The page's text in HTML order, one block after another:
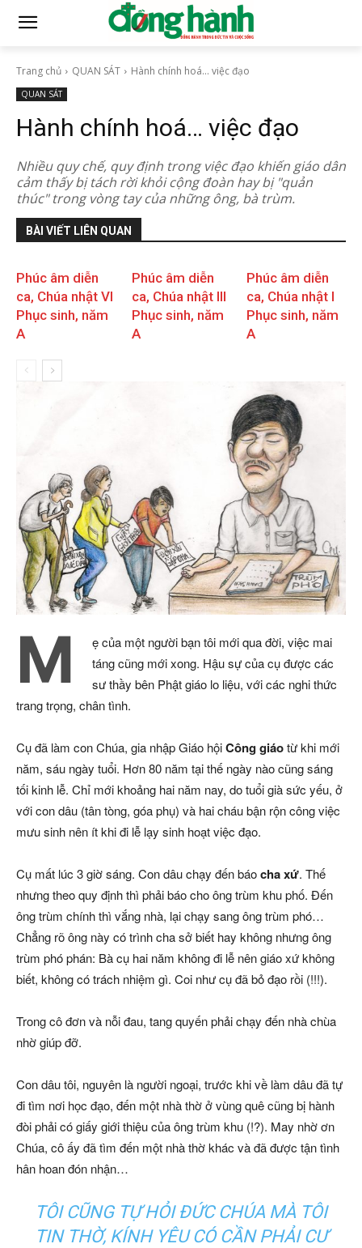
Trang chủ QUAN SÁT Hành chính hoá... việc đạo
QUAN SÁT
Hành chính hoá… việc đạo
Nhiều quy chế, quy định trong việc đạo khiến giáo dân
cảm thấy bị tách rời khỏi cộng đoàn hay bị "quản
thúc" trong vòng tay của những ông, bà trùm.
BÀI VIẾT LIÊN QUAN
Phúc âm diễn
ca, Chúa nhật VI
Phục sinh, năm
A
Phúc âm diễn
ca, Chúa nhật III
Phục sinh, năm
A
Phúc âm diễn
ca, Chúa nhật I
Phục sinh, năm
A
M
ẹ của một người bạn tôi mới qua đời, việc mai
táng cũng mới xong. Hậu sự của cụ được các
sư thầy bên Phật giáo lo liệu, với các nghi thức
trang trọng, chân tình.
Cụ đã làm con Chúa, gia nhập Giáo hộiCông giáotừ khi mới
năm, sáu ngày tuổi. Hơn 80 năm tại thế ngày nào cũng sáng
tối kinh lễ. Chỉ mới khoảng hai năm nay, do tuổi già sức yếu, ở
với con dâu (tân tòng, góa phụ) và hai cháu bận rộn công việc
mưu sinh nên ít khi đi lễ lạy sinh hoạt việc đạo.
Cụ mất lúc 3 giờ sáng. Con dâu chạy đến báocha xứ. Thế
nhưng theo quy định thì phải báo cho ông trùm khu phố. Đến
ông trùm chính thì vắng nhà, lại chạy sang ông trùm phó…
Chẳng rõ ông này có trình cha sở biết hay không nhưng ông
trùm phó phán: Bà cụ hai năm không đi lễ nên giáo xứ không
biết, không có trách nhiệm gì. Coi như cụ đã bỏ đạo rồi (!!!).
Trong cô đơn và nỗi đau, tang quyến phải chạy đến nhà chùa
nhờ giúp đỡ.
Con dâu tôi, nguyên là người ngoại, trước khi về làm dâu đã tự
đi tìm nơi học đạo, đến một nhà thờ ở vùng quê cũng bị hành
đòi phải có giấy giới thiệu của ông trùm khu (!?). May nhờ ơn
Chúa, cô ấy đã tìm đến một nhà thờ khác và đã được tận tình
hân hoan đón nhận…
TÔI CŨNG TỰ HỎI ĐỨC CHÚA MÀ TÔI
TIN THỜ, KÍNH YÊU CÓ CẦN PHẢI CƯ